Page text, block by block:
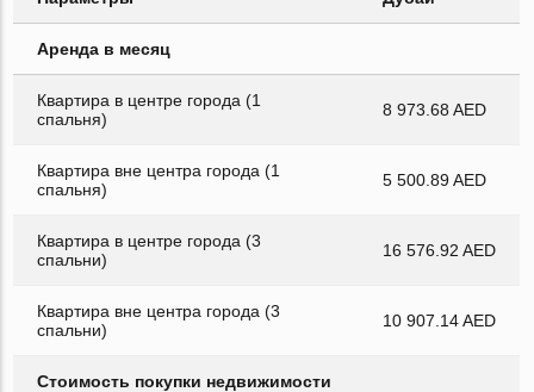
Аренда в месяц
Квартира в центре города (1
спальня)
8 973.68 AED
Квартира вне центра города (1
спальня)
5 500.89 AED
Квартира в центре города (3
спальни)
16 576.92 AED
Квартира вне центра города (3
спальни)
10 907.14 AED
Стоимость покупки недвижимости